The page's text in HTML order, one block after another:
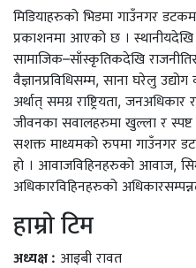
मिडियाहरुको भिडमा गाउँनगर
प्रकाशनमा आएको छ । स्थानीयदेखि
सामाजिक–साँस्कृतिकदेखि
वैज्ञानप्रविधिसम्म, साना घरेलु
अर्थात् समग्र राष्ट्रियता,
जीवनका सवालहरुमा खुल्ला र
सशक्त माध्यमको रुपमा गाउँनगर
हो । आवाजविहिनहरुको आवाज,
अधिकारविहिनहरुको
हाम्राे टिम
अध्यक्ष : आइबी रावत